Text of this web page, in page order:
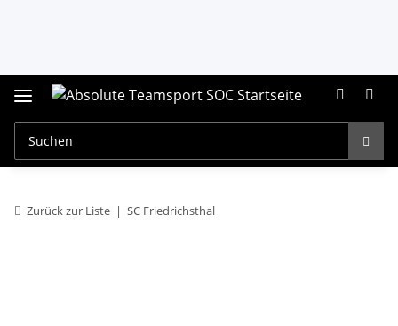
Zurück zur Liste SC Friedrichsthal